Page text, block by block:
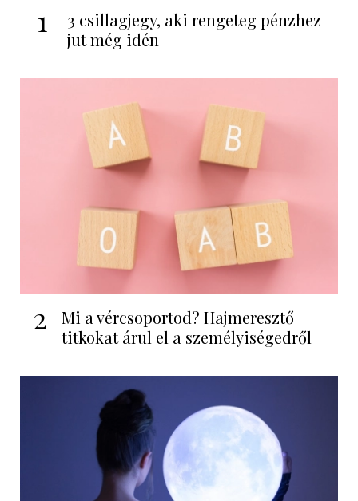
1
3 csillagjegy, aki rengeteg pénzhez
jut még idén
2
Mi a vércsoportod? Hajmeresztő
titkokat árul el a személyiségedről